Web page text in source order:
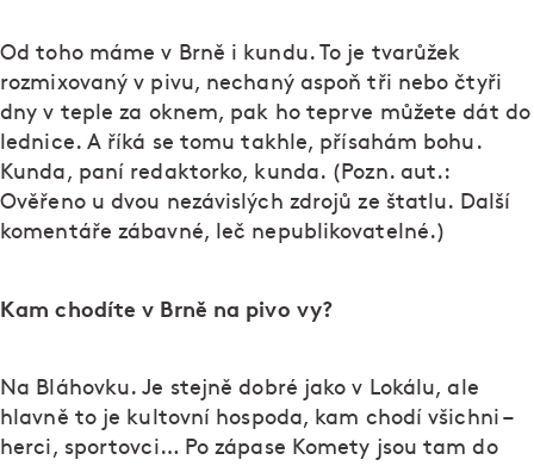
Od toho máme v Brně i kundu. To je tvarůžek
rozmixovaný v pivu, nechaný aspoň tři nebo čtyři
dny v teple za oknem, pak ho teprve můžete dát do
lednice. A říká se tomu takhle, přísahám bohu.
Kunda, paní redaktorko, kunda. (Pozn. aut.:
Ověřeno u dvou nezávislých zdrojů ze štatlu. Další
komentáře zábavné, leč nepublikovatelné.)
Kam chodíte v Brně na pivo vy?
Na Bláhovku. Je stejně dobré jako v Lokálu, ale
hlavně to je kultovní hospoda, kam chodí všichni –
herci, sportovci… Po zápase Komety jsou tam do